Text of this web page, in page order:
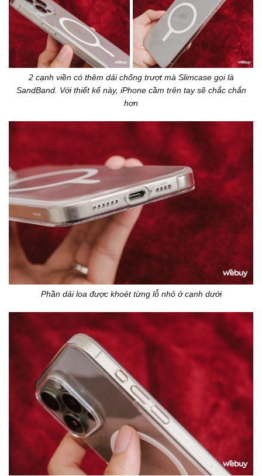
2 cạnh viền có thêm dải chống trượt mà Slimcase gọi là
SandBand. Với thiết kế này, iPhone cầm trên tay sẽ chắc chắn
hơn
Phần dải loa được khoét từng lỗ nhỏ ở cạnh dưới